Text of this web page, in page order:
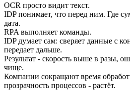
OCR просто видит текст.
IDP понимает, что перед ним. Где
дата.
RPA выполняет команды.
IDP думает сам: сверяет данные с
передает дальше.
Результат - скорость выше в разы,
чище.
Компании сокращают время
прозрачность процессов - растёт.